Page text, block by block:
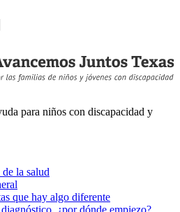
para niños con discapacidad y
la salud
que hay algo diferente
¿por dónde empiezo?